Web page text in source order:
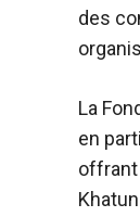
des
La
en
offrant